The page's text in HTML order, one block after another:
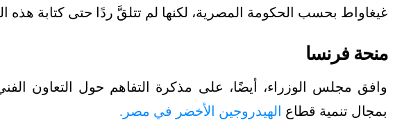
غيغاواط بحسب الحكومة المصرية، لكنها لم تتلقَّ ردًا حتى كتابة هذه
منحة فرنسا
وافق مجلس الوزراء، أيضًا، على مذكرة التفاهم حول التعاون
بمجال تنمية قطاع الهيدروجين الأخضر في مصر.